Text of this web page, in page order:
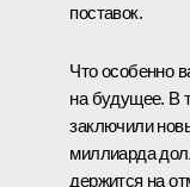
поставок.
Что особенно
на будущее. В
заключили
миллиарда
держится на